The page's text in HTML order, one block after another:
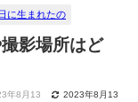
に生まれたの
影場所はど
年8月13
2023年8月13